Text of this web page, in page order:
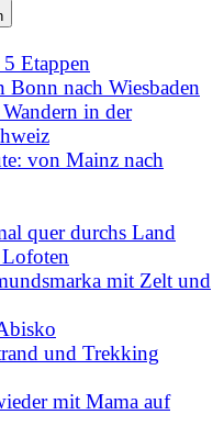
Etappen
Bonn nach Wiesbaden
in der
von Mainz nach
quer durchs Land
mit Zelt und
und Trekking
mit Mama auf